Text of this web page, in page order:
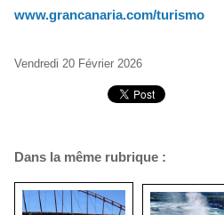
www.grancanaria.com/turismo
Vendredi 20 Février 2026
Dans la même rubrique :